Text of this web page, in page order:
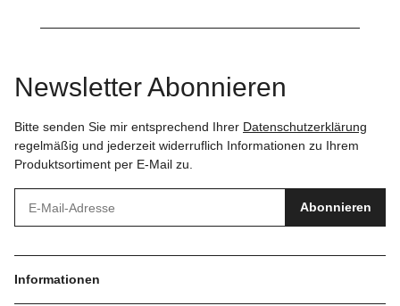
Newsletter Abonnieren
Bitte senden Sie mir entsprechend Ihrer Datenschutzerklärung
regelmäßig und jederzeit widerruflich Informationen zu Ihrem
Produktsortiment per E-Mail zu.
Abonnieren
Informationen